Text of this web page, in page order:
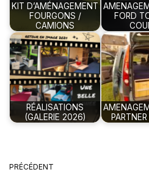
KIT D’AMÉNAGEMENT
FOURGONS /
CAMIONS
FORD
RÉALISATIONS
(GALERIE 2026)
PRÉCÉDENT